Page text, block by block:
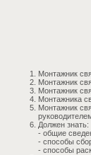
Монтажник
Монтажник
Монтажник
Монтажника
Монтажник
Должен знать:
- общие
- способы
- способы